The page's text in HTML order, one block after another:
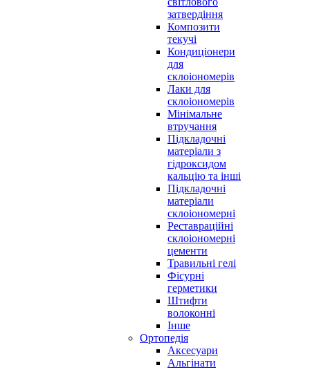
затвердіння
Композити
текучі
Кондиціонери
для
склоіономерів
Лаки для
склоіономерів
Мінімальне
втручання
Підкладочні
матеріали з
гідроксидом
кальцію та інші
Підкладочні
матеріали
склоіономерні
Реставраційні
склоіономерні
цементи
Травильні гелі
Фісурні
герметики
Штифти
волоконні
Інше
Ортопедія
Аксесуари
Альгінати